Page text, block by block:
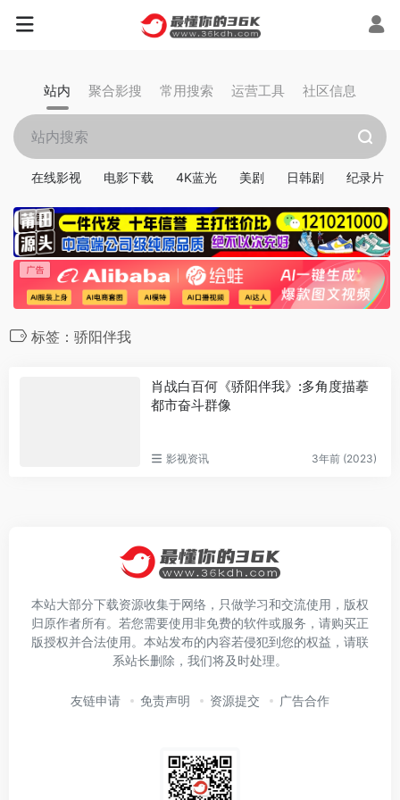
站内 聚合影搜 常用搜索 运营工具 社区信息
在线影视 电影下载 4K蓝光 美剧 日韩剧 纪录片
标签：骄阳伴我
肖战白百何《骄阳伴我》:多角度描摹
都市奋斗群像
影视资讯 3年前 (2023)
本站大部分下载资源收集于网络，只做学习和交流使用，版权
归原作者所有。若您需要使用非免费的软件或服务，请购买正
版授权并合法使用。本站发布的内容若侵犯到您的权益，请联
系站长删除，我们将及时处理。
友链申请 免责声明 资源提交 广告合作